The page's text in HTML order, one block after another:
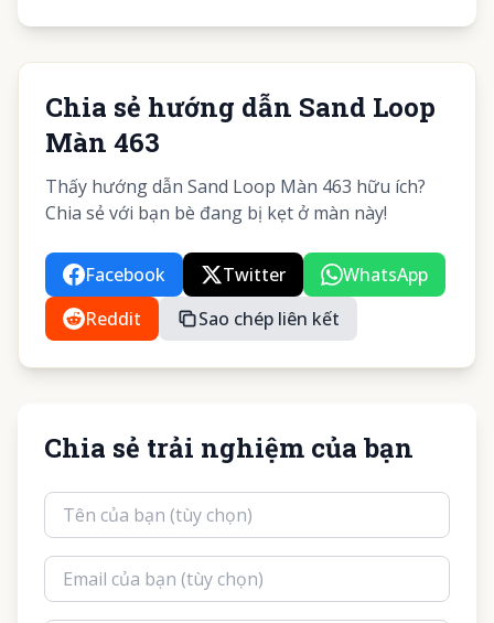
Chia sẻ hướng dẫn Sand Loop
Màn 463
Thấy hướng dẫn Sand Loop Màn 463 hữu ích?
Chia sẻ với bạn bè đang bị kẹt ở màn này!
Facebook Twitter
WhatsApp
Reddit
Sao chép liên kết
Chia sẻ trải nghiệm của bạn